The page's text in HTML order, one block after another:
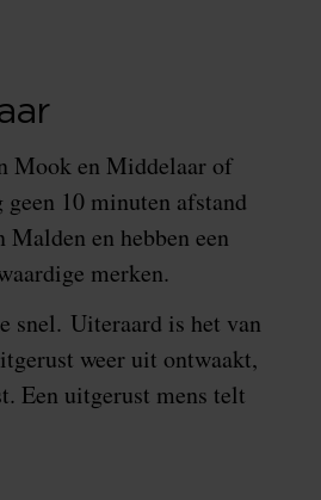
Mook en Middelaar of
10 minuten afstand
en hebben een
merken.
snel. Uiteraard is het van
weer uit ontwaakt,
Een uitgerust mens telt